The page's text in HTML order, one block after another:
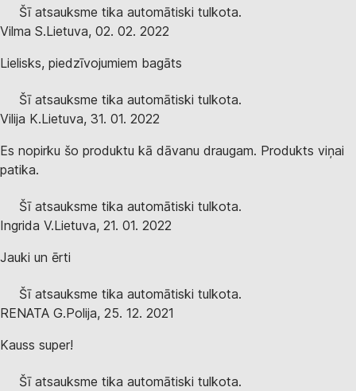
Šī atsauksme tika automātiski tulkota.
Vilma S.Lietuva, 02. 02. 2022
Lielisks, piedzīvojumiem bagāts
Šī atsauksme tika automātiski tulkota.
Vilija K.Lietuva, 31. 01. 2022
Es nopirku šo produktu kā dāvanu draugam. Produkts viņai
patika.
Šī atsauksme tika automātiski tulkota.
Ingrida V.Lietuva, 21. 01. 2022
Jauki un ērti
Šī atsauksme tika automātiski tulkota.
RENATA G.Polija, 25. 12. 2021
Kauss super!
Šī atsauksme tika automātiski tulkota.